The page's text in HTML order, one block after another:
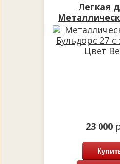
Легкая
Бульдорс 27 с
Цвет
23 000